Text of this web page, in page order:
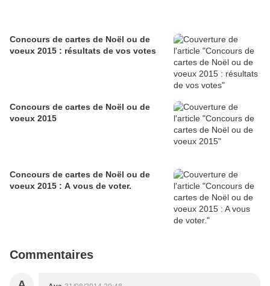
Concours de cartes de Noël ou de
voeux 2015 : résultats de vos votes
Concours de cartes de Noël ou de
voeux 2015
Concours de cartes de Noël ou de
voeux 2015 : A vous de voter.
Commentaires